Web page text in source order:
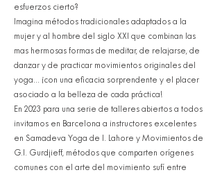
esfuerzos cierto?
Imagina métodos tradicionales adaptados a la
mujer y al hombre del siglo XXI que combinan las
mas hermosas formas de meditar, de relajarse, de
danzar y de practicar movimientos originales del
yoga... ¡con una eficacia sorprendente y el placer
asociado a la belleza de cada práctica!
En 2023 para una serie de talleres abiertos a todos
invitamos en Barcelona a instructores excelentes
en Samadeva Yoga de I. Lahore y Movimientos de
G.I. Gurdjieff, métodos que comparten orígenes
comunes con el arte del movimiento sufí entre